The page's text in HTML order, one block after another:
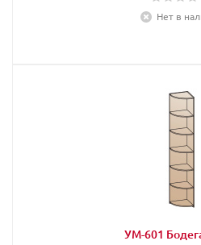
Нет в
УМ-601